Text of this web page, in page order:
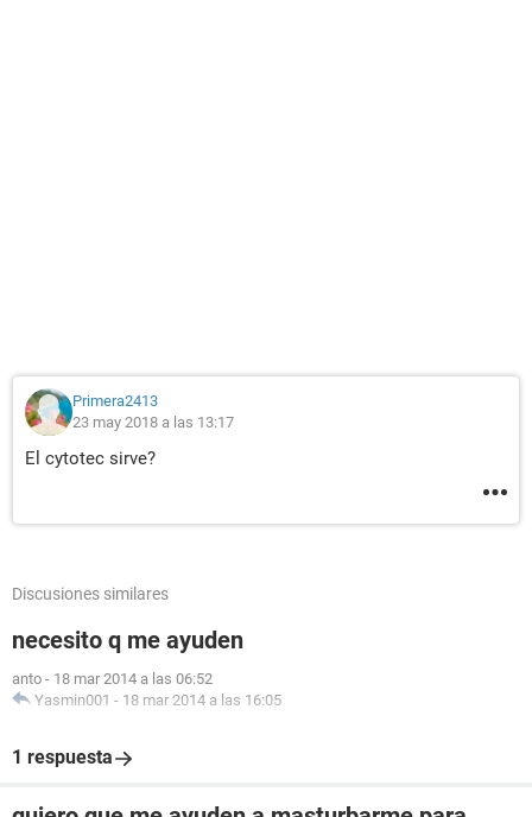
Primera2413
23 may 2018 a las 13:17
El cytotec sirve?
Discusiones similares
necesito q me ayuden
anto - 18 mar 2014 a las 06:52
Yasmin001 - 18 mar 2014 a las 16:05
1 respuesta